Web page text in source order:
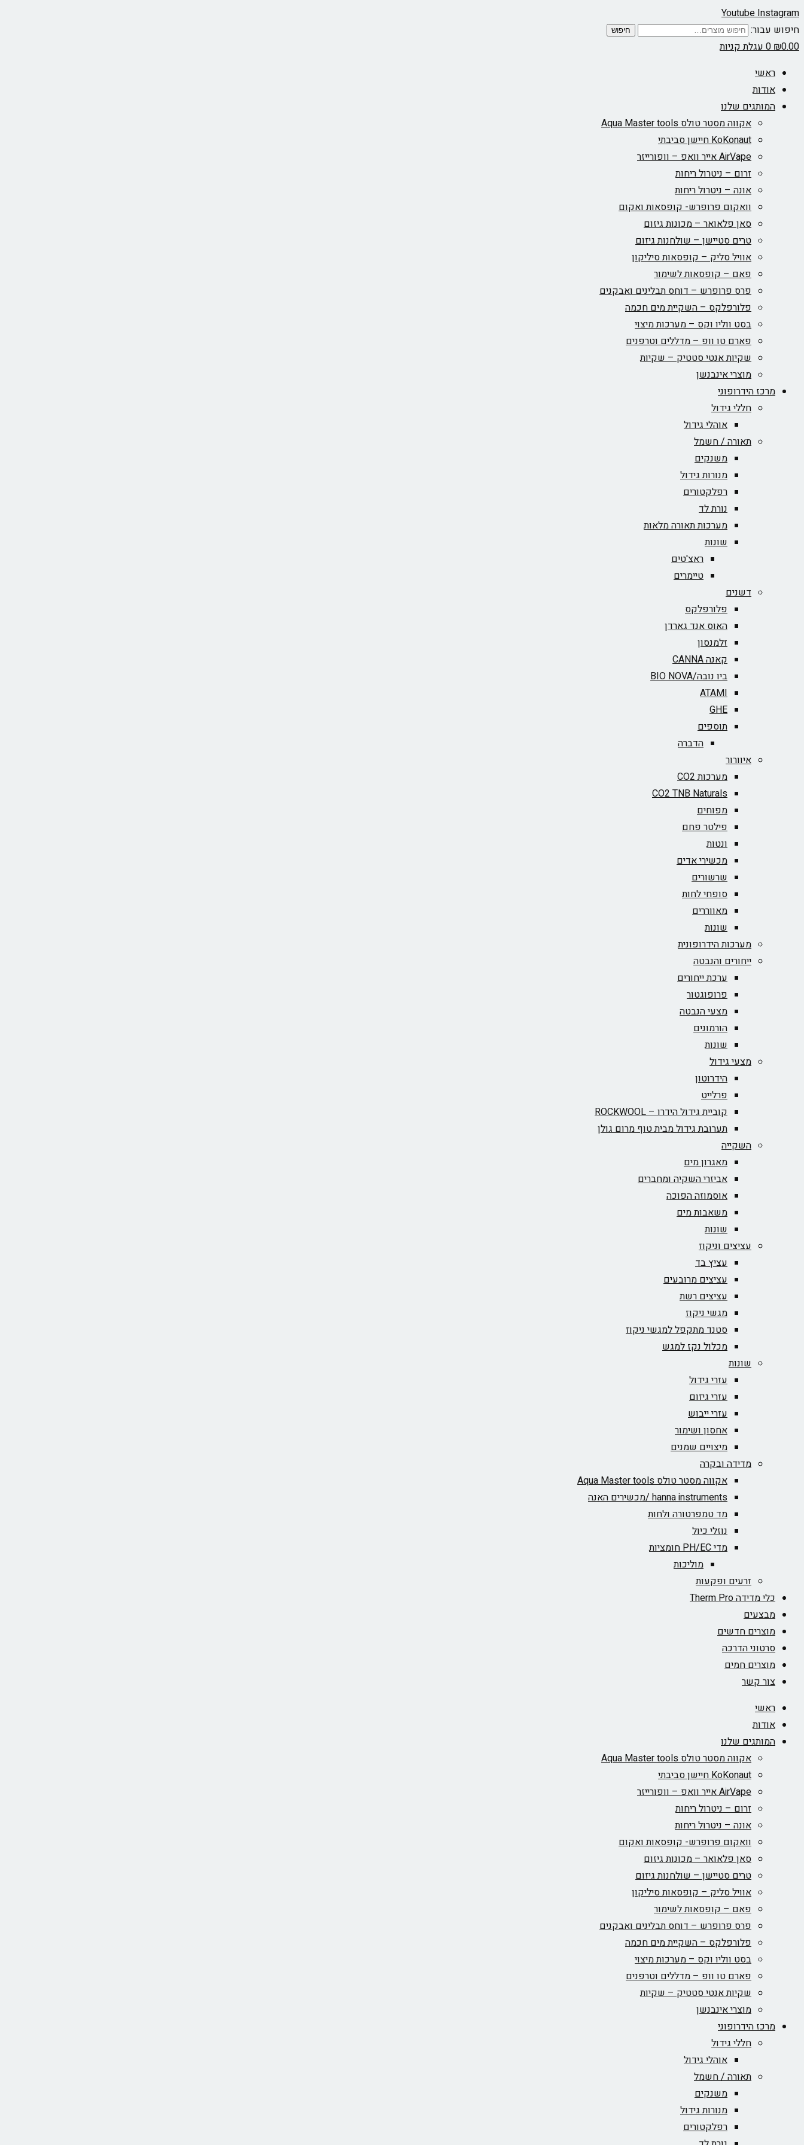
YoutubeInstagram
חיפוש עבור:
חיפוש
₪0.00
0עגלת קניות
ראשי
אודות
המותגים שלנו
אקווה מסטר טולס Aqua Master tools
KoKonaut חיישן סביבתי
AirVape אייר וואפ – וופורייזר
זרום – ניטרול ריחות
אונה – ניטרול ריחות
וואקום פרופרש- קופסאות ואקום
סאן פלאואר – מכונות גיזום
טרים סטיישן – שולחנות גיזום
אוויל סליק – קופסאות סיליקון
פאם – קופסאות לשימור
פרס פרופרש – דוחס תבלינים ואבקנים
פלורפלקס – השקיית מים חכמה
בסט ווליו וקס – מערכות מיצוי
פארם טו וופ – מדללים וטרפנים
שקיות אנטי סטטיק – שקיות
מוצרי אינבנשן
מרכז הידרופוני
חללי גידול
אוהלי גידול
תאורה / חשמל
משנקים
מנורות גידול
רפלקטורים
נורת לד
מערכות תאורה מלאות
שונות
ראצ'טים
טיימרים
דשנים
פלורפלקס
האוס אנד גארדן
זלמנסון
קאנה CANNA
ביו נובה/BIO NOVA‏
ATAMI
GHE
תוספים
הדברה
איוורור
מערכות CO2
CO2 TNB Naturals
מפוחים
פילטר פחם
ונטות
מכשירי אדים
שרשורים
סופחי לחות
מאווררים
שונות
מערכות הידרופונית
ייחורים והנבטה
ערכת ייחורים
פרופוגטור
מצעי הנבטה
הורמונים
שונות
מצעי גידול
הידרוטון
פרלייט
קוביית גידול הידרו – ROCKWOOL‏
תערובת גידול מבית טוף מרום גולן
השקייה
מאגרון מים
אביזרי השקיה ומחברים
אוסמוזה הפוכה
משאבות מים
שונות
עציצים וניקוז
עציץ בד
עציצים מרובעים
עציצים רשת
מגשי ניקוז
סטנד מתקפל למגשי ניקוז
מכלול נקז למגש
שונות
עזרי גידול
עזרי גיזום
עזרי ייבוש
אחסון ושימור
מיצויים שמנים
מדידה ובקרה
אקווה מסטר טולס Aqua Master tools
hanna instruments /מכשירים האנה
מד טמפרטורה ולחות
נוזלי כיול
מדי PH/EC חומציות
מוליכות
זרעים ופקעות
כלי מדידה Therm Pro
מבצעים
מוצרים חדשים
סרטוני הדרכה
מוצרים חמים
צור קשר
ראשי
אודות
המותגים שלנו
אקווה מסטר טולס Aqua Master tools
KoKonaut חיישן סביבתי
AirVape אייר וואפ – וופורייזר
זרום – ניטרול ריחות
אונה – ניטרול ריחות
וואקום פרופרש- קופסאות ואקום
סאן פלאואר – מכונות גיזום
טרים סטיישן – שולחנות גיזום
אוויל סליק – קופסאות סיליקון
פאם – קופסאות לשימור
פרס פרופרש – דוחס תבלינים ואבקנים
פלורפלקס – השקיית מים חכמה
בסט ווליו וקס – מערכות מיצוי
פארם טו וופ – מדללים וטרפנים
שקיות אנטי סטטיק – שקיות
מוצרי אינבנשן
מרכז הידרופוני
חללי גידול
אוהלי גידול
תאורה / חשמל
משנקים
מנורות גידול
רפלקטורים